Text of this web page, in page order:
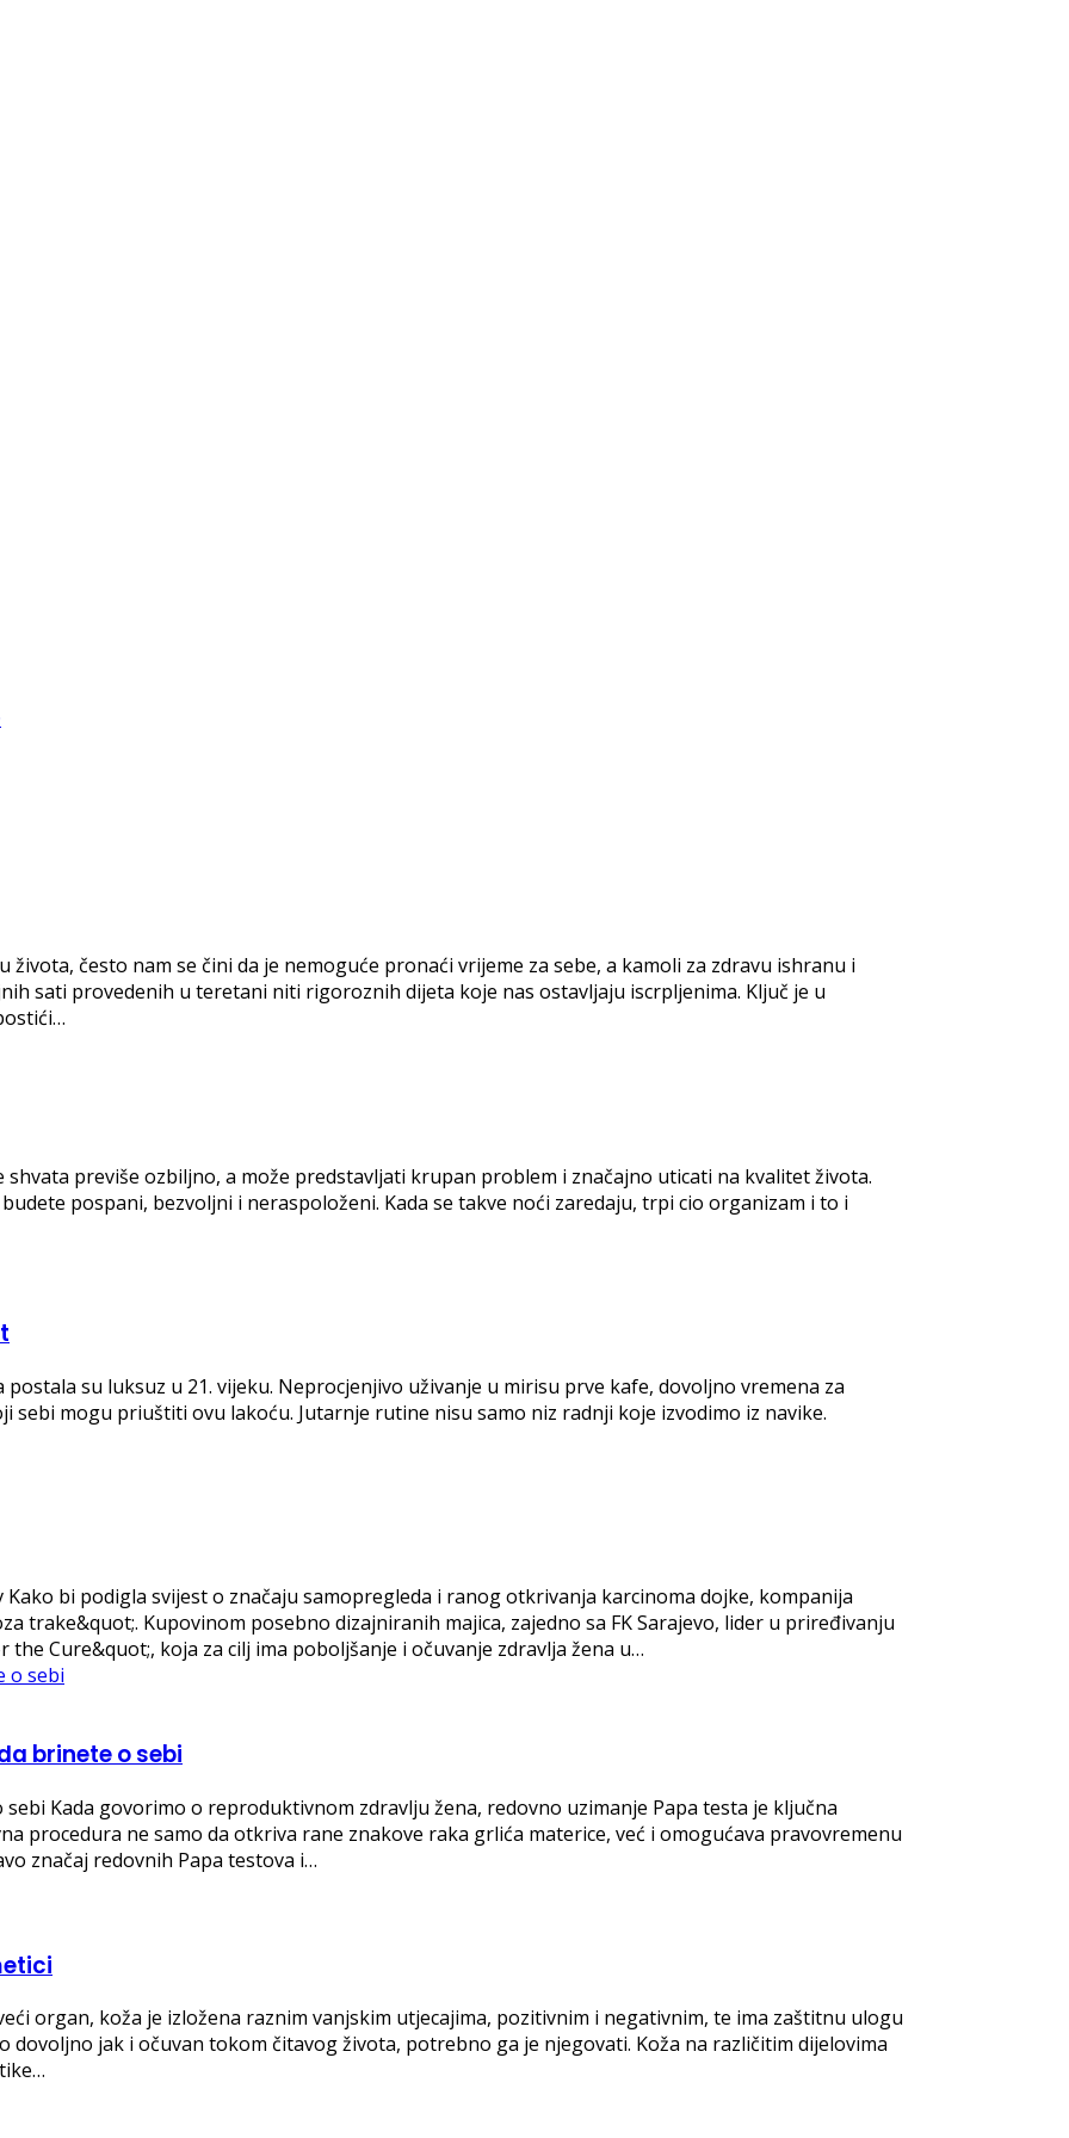
često nam se čini da je nemoguće pronaći vrijeme za sebe, a kamoli za zdravu ishranu i
sati provedenih u teretani niti rigoroznih dijeta koje nas ostavljaju iscrpljenima. Ključ je u
previše ozbiljno, a može predstavljati krupan problem i značajno uticati na kvalitet života.
pospani, bezvoljni i neraspoloženi. Kada se takve noći zaredaju, trpi cio organizam i to i
su luksuz u 21. vijeku. Neprocjenjivo uživanje u mirisu prve kafe, dovoljno vremena za
sebi mogu priuštiti ovu lakoću. Jutarnje rutine nisu samo niz radnji koje izvodimo iz navike.
Kako bi podigla svijest o značaju samopregleda i ranog otkrivanja karcinoma dojke, kompanija
trake&quot;. Kupovinom posebno dizajniranih majica, zajedno sa FK Sarajevo, lider u priređivanju
Cure&quot;, koja za cilj ima poboljšanje i očuvanje zdravlja žena u…
brinete o sebi
Kada govorimo o reproduktivnom zdravlju žena, redovno uzimanje Papa testa je ključna
procedura ne samo da otkriva rane znakove raka grlića materice, već i omogućava pravovremenu
značaj redovnih Papa testova i…
organ, koža je izložena raznim vanjskim utjecajima, pozitivnim i negativnim, te ima zaštitnu ulogu
jak i očuvan tokom čitavog života, potrebno ga je njegovati. Koža na različitim dijelovima